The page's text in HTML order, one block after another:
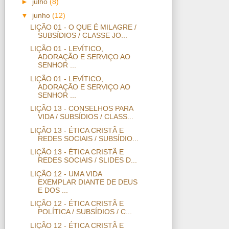
► julho(8)
▼ junho(12)
LIÇÃO 01 - O QUE É MILAGRE /
SUBSÍDIOS / CLASSE JO...
LIÇÃO 01 - LEVÍTICO,
ADORAÇÃO E SERVIÇO AO
SENHOR ...
LIÇÃO 01 - LEVÍTICO,
ADORAÇÃO E SERVIÇO AO
SENHOR ...
LIÇÃO 13 - CONSELHOS PARA
VIDA / SUBSÍDIOS / CLASS...
LIÇÃO 13 - ÉTICA CRISTÃ E
REDES SOCIAIS / SUBSÍDIO...
LIÇÃO 13 - ÉTICA CRISTÃ E
REDES SOCIAIS / SLIDES D...
LIÇÃO 12 - UMA VIDA
EXEMPLAR DIANTE DE DEUS
E DOS ...
LIÇÃO 12 - ÉTICA CRISTÃ E
POLÍTICA / SUBSÍDIOS / C...
LIÇÃO 12 - ÉTICA CRISTÃ E